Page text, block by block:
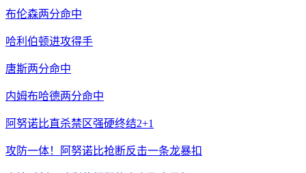
布伦森两分命中
哈利伯顿进攻得手
唐斯两分命中
内姆布哈德两分命中
阿努诺比直杀禁区强硬终结2+1
攻防一体！阿努诺比抢断反击一条龙暴扣